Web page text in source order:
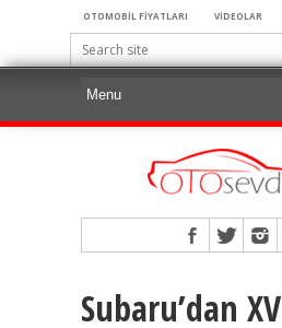
OTOMOBİL FİYATLARI VİDEOLAR
Subaru’dan XV